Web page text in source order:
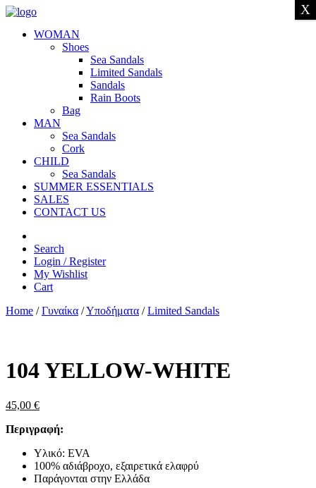
WOMAN
Shoes
Sea Sandals
Limited Sandals
Sandals
Rain Boots
Bag
MAN
Sea Sandals
Cork
CHILD
Sea Sandals
SUMMER ESSENTIALS
SALES
CONTACT US
Search
Login / Register
My Wishlist
Cart
Home /Γυναίκα /Υποδήματα /Limited Sandals
104 YELLOW-WHITE
45,00 €
Περιγραφή:
Υλικό: EVA
100% αδιάβροχο, εξαιρετικά ελαφρύ
Παράγονται στην Ελλάδα
X